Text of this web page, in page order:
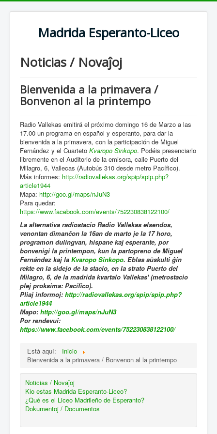
Madrida Esperanto-Liceo
Noticias / Novaĵoj
Bienvenida a la primavera /
Bonvenon al la printempo
Radio Vallekas emitirá el próximo domingo 16 de Marzo a las
17.00 un programa en español y esperanto, para dar la
bienvenida a la primavera, con la participación de Miguel
Fernández y el Cuarteto Kvaropo Sinkopo. Podéis presenciarlo
libremente en el Auditorio de la emisora, calle Puerto del
Milagro, 6, Vallecas (Autobús 310 desde metro Pacífico).
Más informes: http://radiovallekas.org/spip/spip.php?
article1944
Mapa: http://goo.gl/maps/nJuN3
Para quedar:
https://www.facebook.com/events/752230838122100/
La alternativa radiostacio Radio Vallekas elsendos,
venontan dimanĉon la 16an de marto je la 17 horo,
programon dulingvan, hispane kaj esperante, por
bonvenigi la printempon, kun la partopreno de Miguel
Fernández kaj la Kvaropo Sinkopo. Eblas aŭskulti ĝin
rekte en la sidejo de la stacio, en la strato Puerto del
Milagro, 6, de la madrida kvartalo Vallekas' (metrostacio
plej proksima: Pacífico).
Pliaj informoj: http://radiovallekas.org/spip/spip.php?
article1944
Mapo: http://goo.gl/maps/nJuN3
Por rendevui:
https://www.facebook.com/events/752230838122100/
Está aquí:
Inicio
Bienvenida a la primavera / Bonvenon al la printempo
Noticias / Novaĵoj
Kio estas Madrida Esperanto-Liceo?
¿Qué es el Liceo Madrileño de Esperanto?
Dokumentoj / Documentos